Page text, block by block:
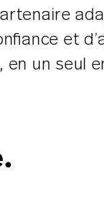
et
un seul